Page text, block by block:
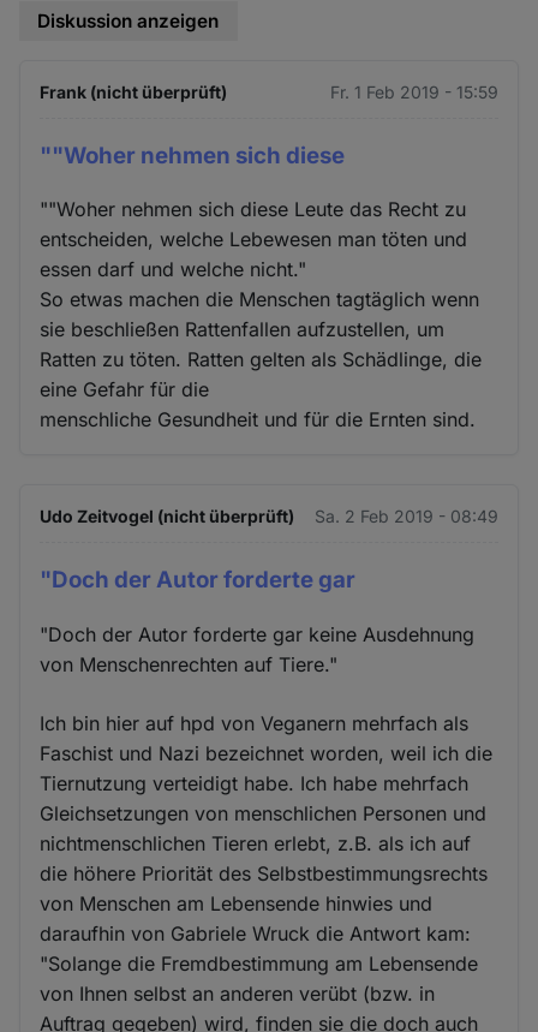
Diskussion anzeigen
Frank (nicht überprüft) Fr. 1 Feb 2019 - 15:59
""Woher nehmen sich diese
""Woher nehmen sich diese Leute das Recht zu
entscheiden, welche Lebewesen man töten und
essen darf und welche nicht."
So etwas machen die Menschen tagtäglich wenn
sie beschließen Rattenfallen aufzustellen, um
Ratten zu töten. Ratten gelten als Schädlinge, die
eine Gefahr für die
menschliche Gesundheit und für die Ernten sind.
Udo Zeitvogel (nicht überprüft) Sa. 2 Feb 2019 - 08:49
"Doch der Autor forderte gar
"Doch der Autor forderte gar keine Ausdehnung
von Menschenrechten auf Tiere."
Ich bin hier auf hpd von Veganern mehrfach als
Faschist und Nazi bezeichnet worden, weil ich die
Tiernutzung verteidigt habe. Ich habe mehrfach
Gleichsetzungen von menschlichen Personen und
nichtmenschlichen Tieren erlebt, z.B. als ich auf
die höhere Priorität des Selbstbestimmungsrechts
von Menschen am Lebensende hinwies und
daraufhin von Gabriele Wruck die Antwort kam:
"Solange die Fremdbestimmung am Lebensende
von Ihnen selbst an anderen verübt (bzw. in
Auftrag gegeben) wird, finden sie die doch auch